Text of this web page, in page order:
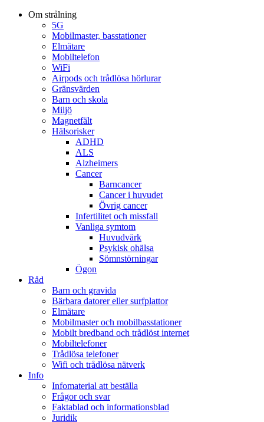
Om strålning
5G
Mobilmaster, basstationer
Elmätare
Mobiltelefon
WiFi
Airpods och trådlösa hörlurar
Gränsvärden
Barn och skola
Miljö
Magnetfält
Hälsorisker
ADHD
ALS
Alzheimers
Cancer
Barncancer
Cancer i huvudet
Övrig cancer
Infertilitet och missfall
Vanliga symtom
Huvudvärk
Psykisk ohälsa
Sömnstörningar
Ögon
Råd
Barn och gravida
Bärbara datorer eller surfplattor
Elmätare
Mobilmaster och mobilbasstationer
Mobilt bredband och trådlöst internet
Mobiltelefoner
Trådlösa telefoner
Wifi och trådlösa nätverk
Info
Infomaterial att beställa
Frågor och svar
Faktablad och informationsblad
Juridik